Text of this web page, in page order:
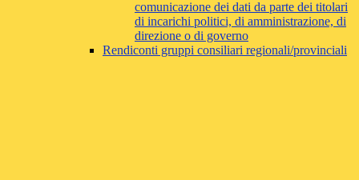
comunicazione dei dati da parte dei titolari
di incarichi politici, di amministrazione, di
direzione o di governo
Rendiconti gruppi consiliari regionali/provinciali